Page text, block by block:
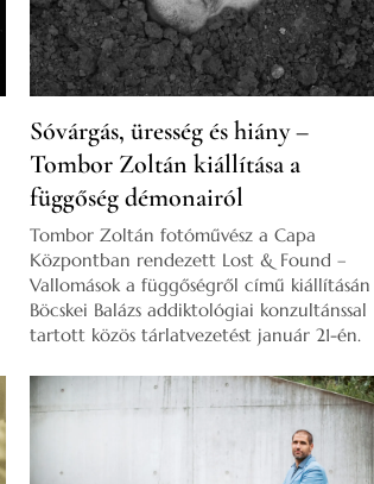
Sóvárgás, üresség és hiány –
Tombor Zoltán kiállítása a
függőség démonairól
Tombor Zoltán fotóművész a Capa
Központban rendezett Lost & Found –
Vallomások a függőségről című kiállításán
Böcskei Balázs addiktológiai konzultánssal
tartott közös tárlatvezetést január 21-én.